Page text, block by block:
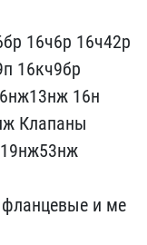
16ч6р 16ч42р
16кч9бр
16н​
Клапаны
и ме​